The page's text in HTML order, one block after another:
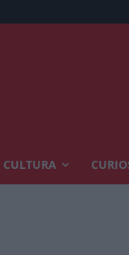
El caso
CULTURA